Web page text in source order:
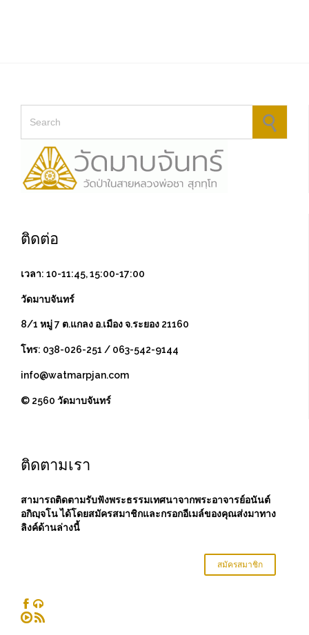
ติดต่อ
เวลา: 10-11:45, 15:00-17:00
วัดมาบจันทร์
8/1 หมู่ 7 ต.แกลง อ.เมือง จ.ระยอง 21160
โทร: 038-026-251 / 063-542-9144
info@watmarpjan.com
© 2560 วัดมาบจันทร์
ติดตามเรา
สามารถติดตามรับฟังพระธรรมเทศนาจากพระอาจารย์อนันต์
อกิญฺจโน ได้โดยสมัครสมาชิกและกรอกอีเมล์ของคุณส่งมาทาง
ลิงค์ด้านล่างนี้
สมัครสมาชิก
 
